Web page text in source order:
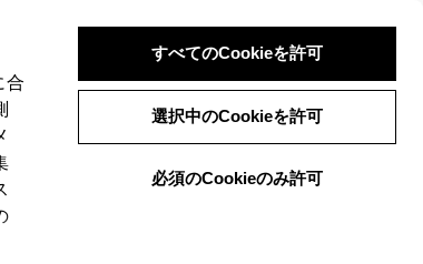
合
すべてのCookieを許可
選択中のCookieを許可
必須のCookieのみ許可
ログイン 検索 メニュー
メニュー